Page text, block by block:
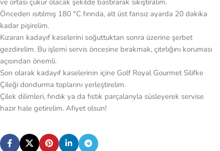
Önceden ısıtılmış 180 °C fırında, alt üst fansız ayarda 20 dakika
kadar pişirelim.
Kızaran kadayıf kaselerini soğuttuktan sonra üzerine şerbet
gezdirelim. Bu işlemi servis öncesine bırakmak, çıtırlığını koruması
açısından önemli.
Son olarak kadayıf kaselerinin içine Golf Royal Gourmet Silifke
Çileği dondurma toplarını yerleştirelim.
Çilek dilimleri, fındık ya da fıstık parçalarıyla süsleyerek servise
hazır hale getirelim. Afiyet olsun!